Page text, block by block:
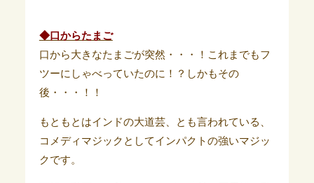
◆口からたまご
口から大きなたまごが突然・・・！これまでもフ
ツーにしゃべっていたのに！？しかもその
後・・・！！
もともとはインドの大道芸、とも言われている、
コメディマジックとしてインパクトの強いマジッ
クです。